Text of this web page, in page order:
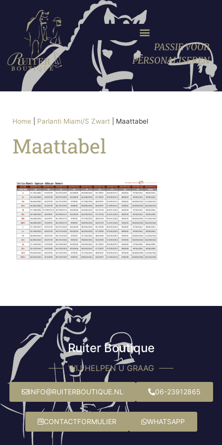
PASSIE VOOR
PERSONALISEREN
Home Parlanti Miami/S Zwart Maattabel
Maattabel
Ruiter Boutique
WIJ HELPEN U GRAAG
INFO@RUITERBOUTIQUE.NL 06-23912865
CONTACTFORMULIER WHATSAPP